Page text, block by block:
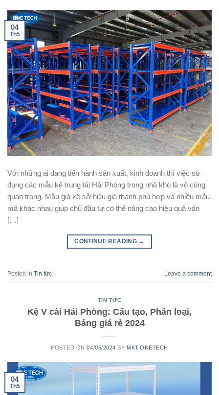
04
Th5
Với những ai đang tiến hành sản xuất, kinh doanh thì việc sử
dụng các mẫu kệ trung tải Hải Phòng trong nhà kho là vô cùng
quan trọng. Mẫu giá kệ sở hữu giá thành phù hợp và nhiều mẫu
mã khác nhau giúp chủ đầu tư có thể nâng cao hiệu quả vận
[…]
CONTINUE READING →
Posted in Tin tức Leave a comment
TIN TỨC
Kệ V cài Hải Phòng: Cấu tạo, Phân loại,
Bảng giá rẻ 2024
POSTED ON04/05/2024 BY MKT.ONETECH
04
Th5